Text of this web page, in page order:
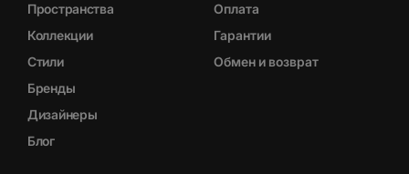
Пространства
Коллекции
Стили
Бренды
Дизайнеры
Блог
Оплата
Гарантии
Обмен и возврат